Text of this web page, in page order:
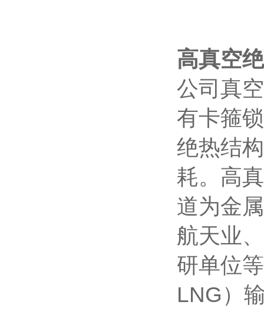
高真空
公司真
有卡箍
绝热结
耗。高
道为金
航天业
研单位
LNG）